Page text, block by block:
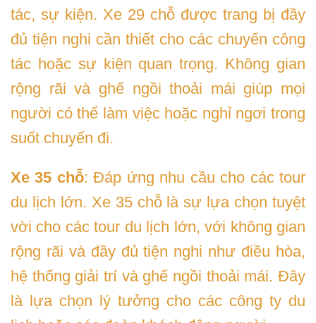
tác, sự kiện. Xe 29 chỗ được trang bị đầy
đủ tiện nghi cần thiết cho các chuyến công
tác hoặc sự kiện quan trọng. Không gian
rộng rãi và ghế ngồi thoải mái giúp mọi
người có thể làm việc hoặc nghỉ ngơi trong
suốt chuyến đi.
Xe 35 chỗ: Đáp ứng nhu cầu cho các tour
du lịch lớn. Xe 35 chỗ là sự lựa chọn tuyệt
vời cho các tour du lịch lớn, với không gian
rộng rãi và đầy đủ tiện nghi như điều hòa,
hệ thống giải trí và ghế ngồi thoải mái. Đây
là lựa chọn lý tưởng cho các công ty du